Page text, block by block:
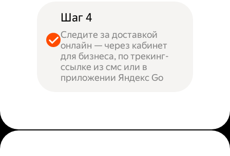
Шаг 4
Следите за доставкой
онлайн — через кабинет
для бизнеса, по трекинг-
ссылке из смс или в
приложении Яндекс Go